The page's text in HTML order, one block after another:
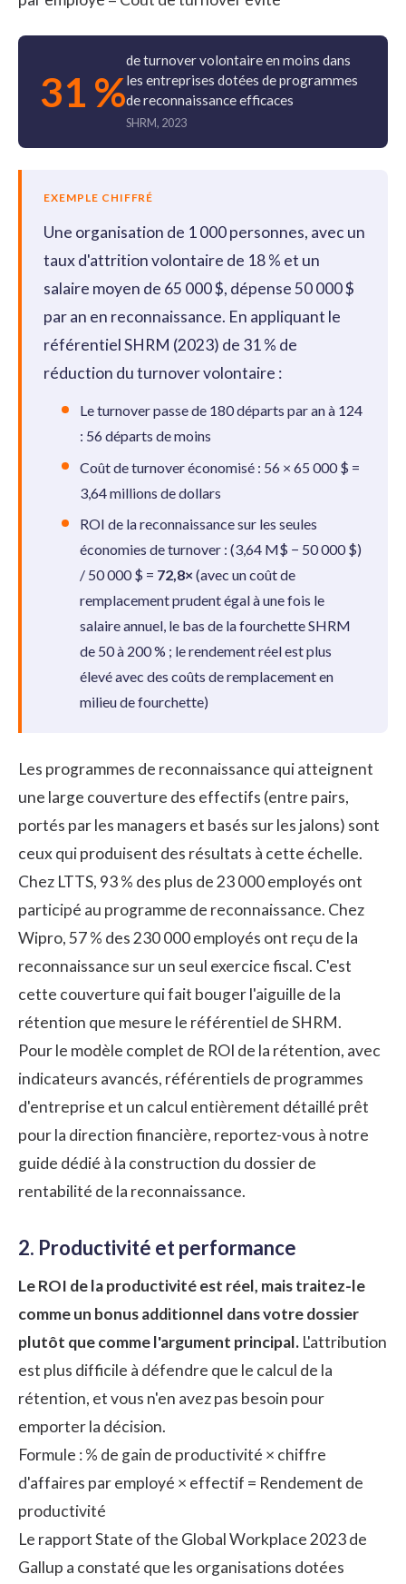
31 %
de turnover volontaire en moins dans
les entreprises dotées de programmes
de reconnaissance efficaces
SHRM, 2023
EXEMPLE CHIFFRÉ
Une organisation de 1 000 personnes, avec un
taux d'attrition volontaire de 18 % et un
salaire moyen de 65 000 $, dépense 50 000 $
par an en reconnaissance. En appliquant le
référentiel SHRM (2023) de 31 % de
réduction du turnover volontaire :
Le turnover passe de 180 départs par an à 124
: 56 départs de moins
Coût de turnover économisé : 56 × 65 000 $ =
3,64 millions de dollars
ROI de la reconnaissance sur les seules
économies de turnover : (3,64 M$ − 50 000 $)
/ 50 000 $ = 72,8×(avec un coût de
remplacement prudent égal à une fois le
salaire annuel, le bas de la fourchette SHRM
de 50 à 200 % ; le rendement réel est plus
élevé avec des coûts de remplacement en
milieu de fourchette)
Les programmes de reconnaissance qui atteignent
une large couverture des effectifs (entre pairs,
portés par les managers et basés sur les jalons) sont
ceux qui produisent des résultats à cette échelle.
Chez LTTS, 93 % des plus de 23 000 employés ont
participé au programme de reconnaissance. Chez
Wipro, 57 % des 230 000 employés ont reçu de la
reconnaissance sur un seul exercice fiscal. C'est
cette couverture qui fait bouger l'aiguille de la
rétention que mesure le référentiel de SHRM.
Pour le modèle complet de ROI de la rétention, avec
indicateurs avancés, référentiels de programmes
d'entreprise et un calcul entièrement détaillé prêt
pour la direction financière, reportez-vous à notre
guide dédié à la construction du dossier de
rentabilité de la reconnaissance.
2. Productivité et performance
Le ROI de la productivité est réel, mais traitez-le
comme un bonus additionnel dans votre dossier
plutôt que comme l'argument principal. L'attribution
est plus difficile à défendre que le calcul de la
rétention, et vous n'en avez pas besoin pour
emporter la décision.
Formule : % de gain de productivité × chiffre
d'affaires par employé × effectif = Rendement de
productivité
Le rapport State of the Global Workplace 2023 de
Gallup a constaté que les organisations dotées